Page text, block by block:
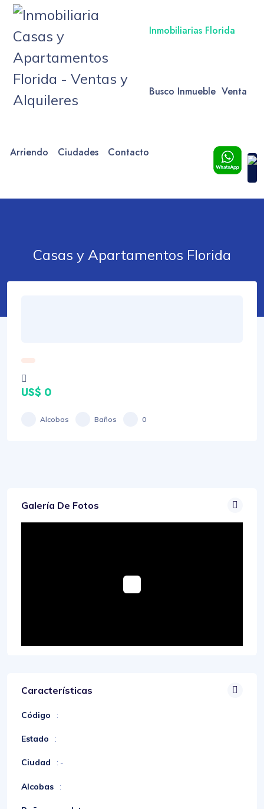
Inmobiliarias Florida
Busco Inmueble Venta
Arriendo Ciudades Contacto
Casas y Apartamentos Florida
US$ 0
Alcobas Baños 0
Galería De Fotos
Características
Código :
Estado :
Ciudad : -
Alcobas :